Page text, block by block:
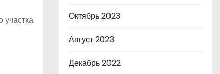
Октябрь 2023
Август 2023
Декабрь 2022